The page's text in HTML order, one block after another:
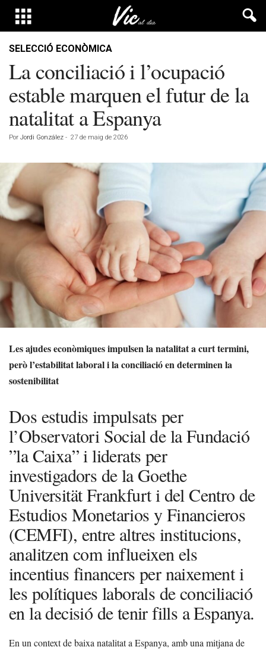
SELECCIÓ ECONÒMICA
La conciliació i l’ocupació
estable marquen el futur de la
natalitat a Espanya
Por Jordi González - 27 de maig de 2026
Les ajudes econòmiques impulsen la natalitat a curt termini,
però l’estabilitat laboral i la conciliació en determinen la
sostenibilitat
Dos estudis impulsats per
l’Observatori Social de la Fundació
”la Caixa” i liderats per
investigadors de la Goethe
Universität Frankfurt i del Centro de
Estudios Monetarios y Financieros
(CEMFI), entre altres institucions,
analitzen com influeixen els
incentius financers per naixement i
les polítiques laborals de conciliació
en la decisió de tenir fills a Espanya.
En un context de baixa natalitat a Espanya, amb una mitjana de